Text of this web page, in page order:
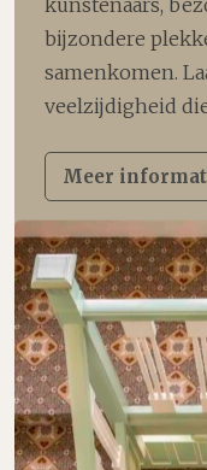
kunstenaars,
bijzondere
samenkomen.
veelzijdigheid
Meer